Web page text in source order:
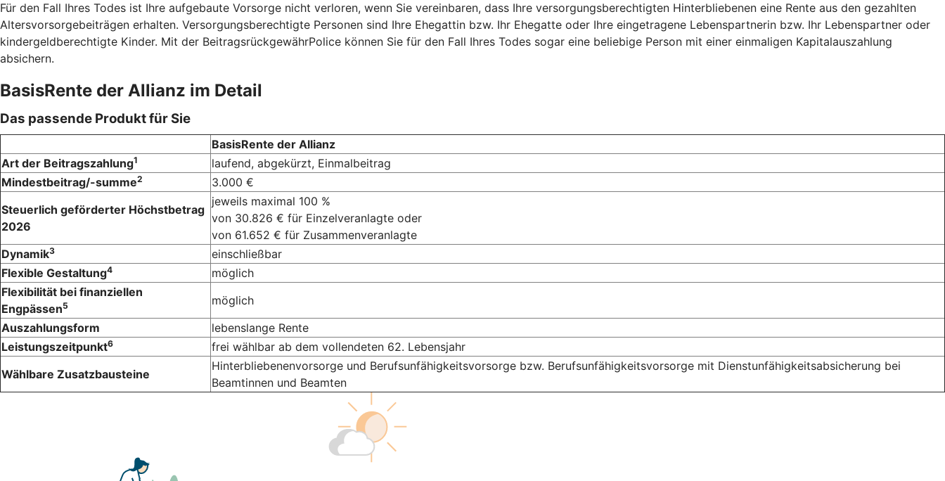
Für den Fall Ihres Todes ist Ihre aufgebaute Vorsorge nicht verloren, wenn Sie vereinbaren, dass Ihre versorgungsberechtigten Hinterbliebenen eine Rente aus den gezahlten
Altersvorsorgebeiträgen erhalten. Versorgungsberechtigte Personen sind Ihre Ehegattin bzw. Ihr Ehegatte oder Ihre eingetragene Lebenspartnerin bzw. Ihr Lebenspartner oder
kindergeldberechtigte Kinder. Mit der BeitragsrückgewährPolice können Sie für den Fall Ihres Todes sogar eine beliebige Person mit einer einmaligen Kapitalauszahlung
absichern.
BasisRente der Allianz im Detail
Das passende Produkt für Sie
BasisRente der Allianz
Art der Beitragszahlung1
laufend, abgekürzt, Einmalbeitrag
Mindestbeitrag/-summe2
3.000 €
Steuerlich geförderter Höchstbetrag
2026
jeweils maximal 100 %
von 30.826 € für Einzelveranlagte oder
von 61.652 € für Zusammenveranlagte
Dynamik3
einschließbar
Flexible Gestaltung4
möglich
Flexibilität bei finanziellen
Engpässen5
möglich
Auszahlungsform
lebenslange Rente
Leistungszeitpunkt6
frei wählbar ab dem vollendeten 62. Lebensjahr
Wählbare Zusatzbausteine
Hinterbliebenenvorsorge und Berufsunfähigkeitsvorsorge bzw. Berufsunfähigkeitsvorsorge mit Dienstunfähigkeitsabsicherung bei
Beamtinnen und Beamten